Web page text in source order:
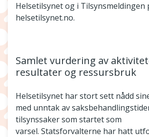
Helsetilsynet og i Tilsynsmeldingen
helsetilsynet.no.
Samlet vurdering av
resultater og ressursbruk
Helsetilsynet har stort sett nådd
med unntak av
tilsynssaker som startet som
varsel. Statsforvalterne har hatt